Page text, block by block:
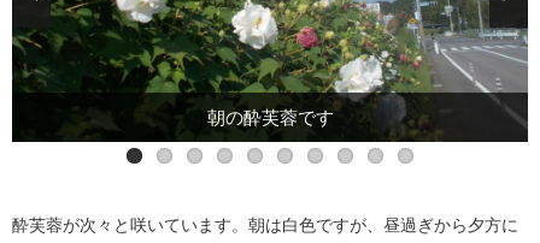
朝の酔芙蓉です
朝の酔芙蓉です
朝の酔芙蓉です
昼の酔芙蓉です
昼の酔芙蓉です
昼の酔芙蓉です
昼の酔芙蓉です
夕方の酔芙蓉です
夕方の酔芙蓉です
夕方の酔芙蓉です
酔芙蓉が次々と咲いています。朝は白色ですが、昼過ぎから夕方に